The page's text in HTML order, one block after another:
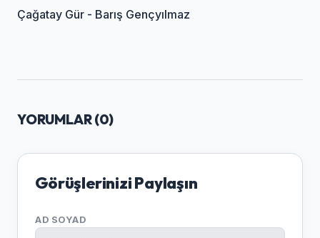
Çağatay Gür - Barış Gençyılmaz
YORUMLAR (0)
Görüşlerinizi Paylaşın
AD SOYAD